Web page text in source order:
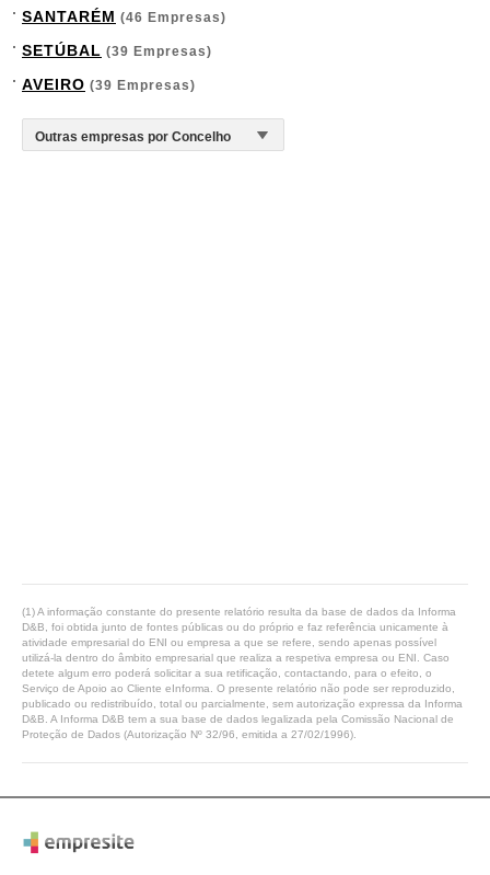
SANTARÉM (46 Empresas)
SETÚBAL (39 Empresas)
AVEIRO (39 Empresas)
(1) A informação constante do presente relatório resulta da base de dados da Informa
D&B, foi obtida junto de fontes públicas ou do próprio e faz referência unicamente à
atividade empresarial do ENI ou empresa a que se refere, sendo apenas possível
utilizá-la dentro do âmbito empresarial que realiza a respetiva empresa ou ENI. Caso
detete algum erro poderá solicitar a sua retificação, contactando, para o efeito, o
Serviço de Apoio ao Cliente eInforma. O presente relatório não pode ser reproduzido,
publicado ou redistribuído, total ou parcialmente, sem autorização expressa da Informa
D&B. A Informa D&B tem a sua base de dados legalizada pela Comissão Nacional de
Proteção de Dados (Autorização Nº 32/96, emitida a 27/02/1996).